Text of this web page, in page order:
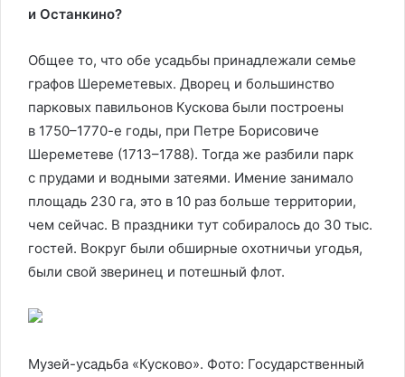
и Останкино?
Общее то, что обе усадьбы принадлежали семье
графов Шереметевых. Дворец и большинство
парковых павильонов Кускова были построены
в 1750–1770-е годы, при Петре Борисовиче
Шереметеве (1713–1788). Тогда же разбили парк
с прудами и водными затеями. Имение занимало
площадь 230 га, это в 10 раз больше территории,
чем сейчас. В праздники тут собиралось до 30 тыс.
гостей. Вокруг были обширные охотничьи угодья,
были свой зверинец и потешный флот.
Музей-усадьба «Кусково». Фото: Государственный